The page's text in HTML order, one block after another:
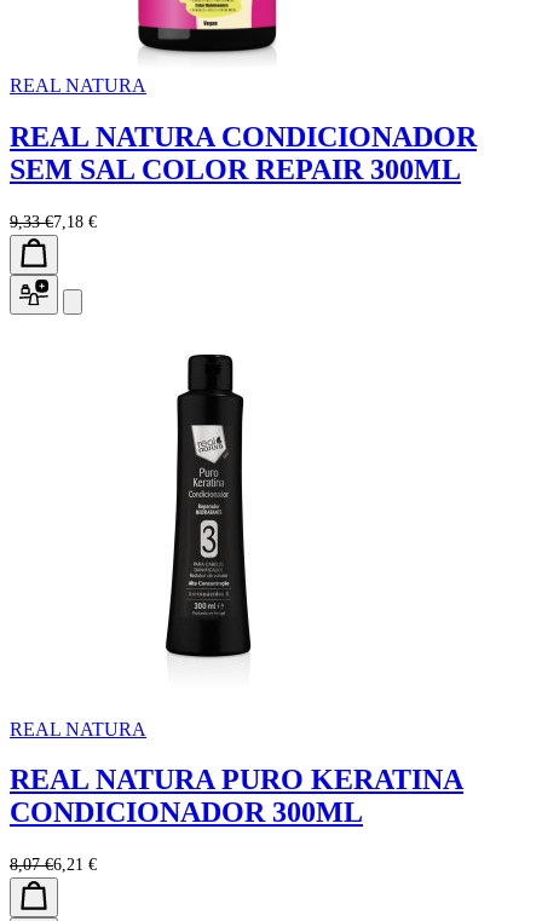
REAL NATURA
REAL NATURA CONDICIONADOR
SEM SAL COLOR REPAIR 300ML
9,33 €7,18 €
REAL NATURA
REAL NATURA PURO KERATINA
CONDICIONADOR 300ML
8,07 €6,21 €